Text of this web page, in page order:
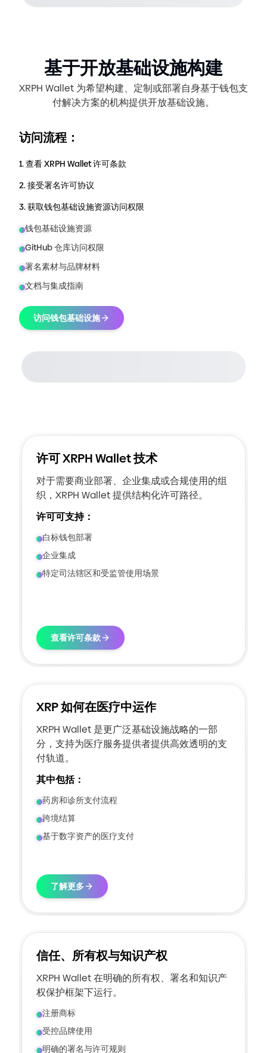
基于开放基础设施构建
XRPH Wallet 为希望构建、定制或部署自身基于钱包支
付解决方案的机构提供开放基础设施。
访问流程：
1.查看 XRPH Wallet 许可条款
2.接受署名许可协议
3.获取钱包基础设施资源访问权限
钱包基础设施资源
GitHub 仓库访问权限
署名素材与品牌材料
文档与集成指南
访问钱包基础设施
许可 XRPH Wallet 技术
对于需要商业部署、企业集成或合规使用的组
织，XRPH Wallet 提供结构化许可路径。
许可可支持：
白标钱包部署
企业集成
特定司法辖区和受监管使用场景
查看许可条款
XRP 如何在医疗中运作
XRPH Wallet 是更广泛基础设施战略的一部
分，支持为医疗服务提供者提供高效透明的支
付轨道。
其中包括：
药房和诊所支付流程
跨境结算
基于数字资产的医疗支付
了解更多
信任、所有权与知识产权
XRPH Wallet 在明确的所有权、署名和知识产
权保护框架下运行。
注册商标
受控品牌使用
明确的署名与许可规则